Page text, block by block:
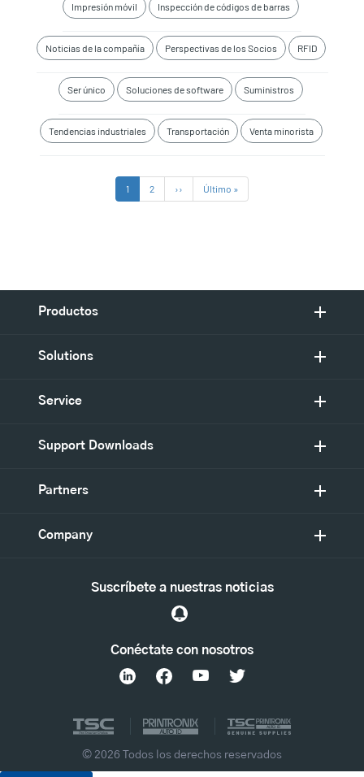
Impresión móvil Inspección de códigos de barras
Noticias de la compañía Perspectivas de los Socios RFID
Ser único Soluciones de software Suministros
Tendencias industriales Transportación Venta minorista
Página
actual
1 Página
2
Siguiente
página
››
Última
página
Último »
Productos
Solutions
Service
Support Downloads
Partners
Company
Conéctate con nosotros
Suscríbete a nuestras noticias
© 2026 Todos los derechos reservados